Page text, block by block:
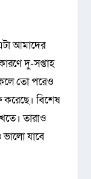
আমাদের
দু-সপ্তাহ
তো পরেও
বিশেষ
তারাও
যাবে